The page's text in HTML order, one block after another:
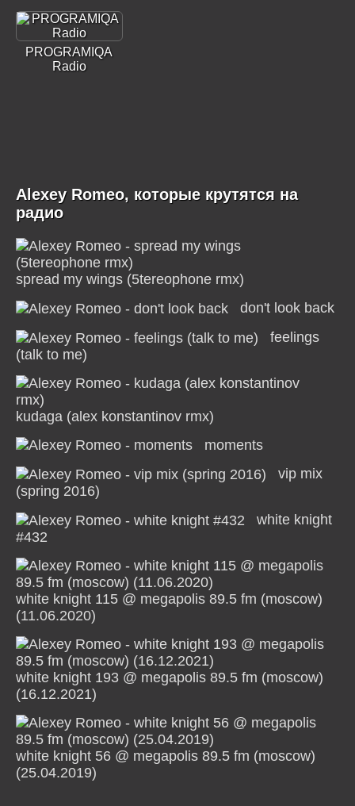
PROGRAMIQA
Radio
Alexey Romeo, которые крутятся на
радио
spread my wings (5tereophone rmx)
don't look back
feelings
(talk to me)
kudaga (alex konstantinov rmx)
moments
vip mix
(spring 2016)
white knight
#432
white knight 115 @ megapolis 89.5 fm (moscow)
(11.06.2020)
white knight 193 @ megapolis 89.5 fm (moscow)
(16.12.2021)
white knight 56 @ megapolis 89.5 fm (moscow)
(25.04.2019)